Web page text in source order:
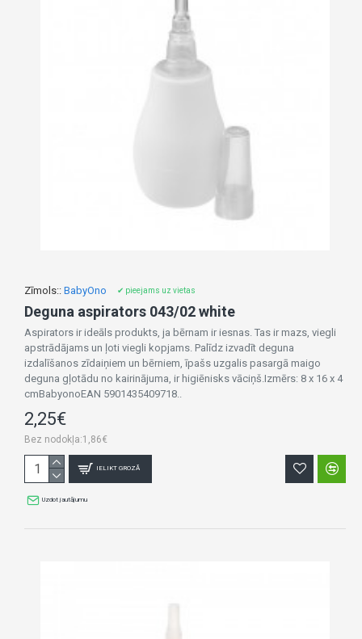
Zīmols:: BabyOno ✔ pieejams uz vietas
Deguna aspirators 043/02 white
Aspirators ir ideāls produkts, ja bērnam ir iesnas. Tas ir mazs, viegli
apstrādājams un ļoti viegli kopjams. Palīdz izvadīt deguna
izdalīšanos zīdaiņiem un bērniem, īpašs uzgalis pasargā maigo
deguna gļotādu no kairinājuma, ir higiēnisks vāciņš.Izmērs: 8 x 16 x 4
cmBabyonoEAN 5901435409718..
2,25€
Bez nodokļa:1,86€
IELIKT GROZĀ
Uzdot jautājumu